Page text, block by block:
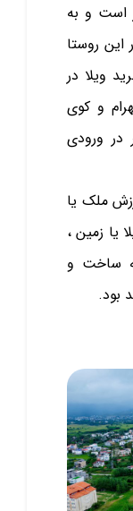
است و به
روستا
ویلا در
و کوی
در ورودی
ملک یا
یا زمین ،
ساخت و
بود.